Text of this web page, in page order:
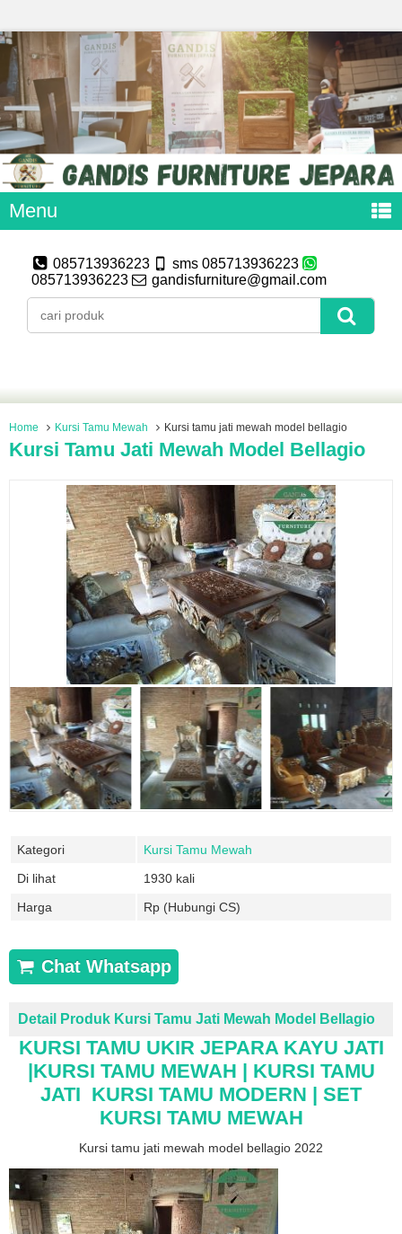
Menu
085713936223
sms 085713936223
085713936223
gandisfurniture@gmail.com
Home Kursi Tamu Mewah Kursi tamu jati mewah model bellagio
Kursi Tamu Jati Mewah Model Bellagio
Kategori
Kursi Tamu Mewah
Di lihat
1930 kali
Harga
Rp (Hubungi CS)
Chat Whatsapp
Detail Produk Kursi Tamu Jati Mewah Model Bellagio
KURSI TAMU UKIR JEPARA KAYU JATI
|KURSI TAMU MEWAH | KURSI TAMU
JATI KURSI TAMU MODERN | SET
KURSI TAMU MEWAH
Kursi tamu jati mewah model bellagio 2022